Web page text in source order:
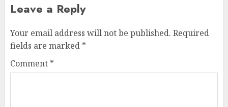
Leave a Reply
Your email address will not be published. Required
fields are marked *
Comment *